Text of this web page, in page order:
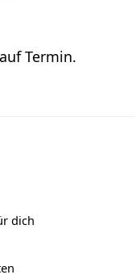
Termin.
dich